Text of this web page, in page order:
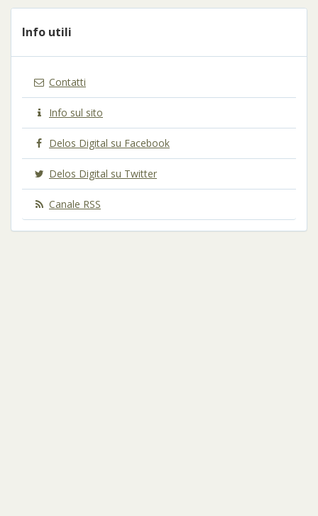
Info utili
Contatti
Info sul sito
Delos Digital su Facebook
Delos Digital su Twitter
Canale RSS